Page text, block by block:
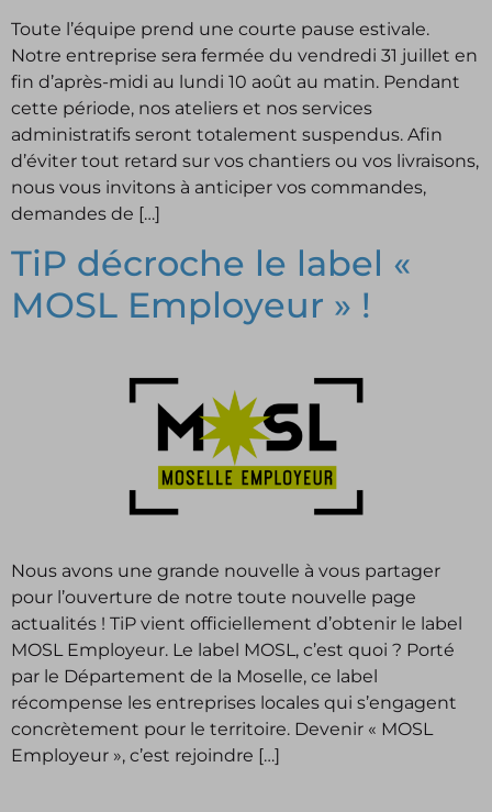
Toute l’équipe prend une courte pause estivale.
Notre entreprise sera fermée du vendredi 31 juillet en
fin d’après-midi au lundi 10 août au matin. Pendant
cette période, nos ateliers et nos services
administratifs seront totalement suspendus. Afin
d’éviter tout retard sur vos chantiers ou vos livraisons,
nous vous invitons à anticiper vos commandes,
demandes de […]
TiP décroche le label «
MOSL Employeur » !
Nous avons une grande nouvelle à vous partager
pour l’ouverture de notre toute nouvelle page
actualités ! TiP vient officiellement d’obtenir le label
MOSL Employeur. Le label MOSL, c’est quoi ? Porté
par le Département de la Moselle, ce label
récompense les entreprises locales qui s’engagent
concrètement pour le territoire. Devenir « MOSL
Employeur », c’est rejoindre […]